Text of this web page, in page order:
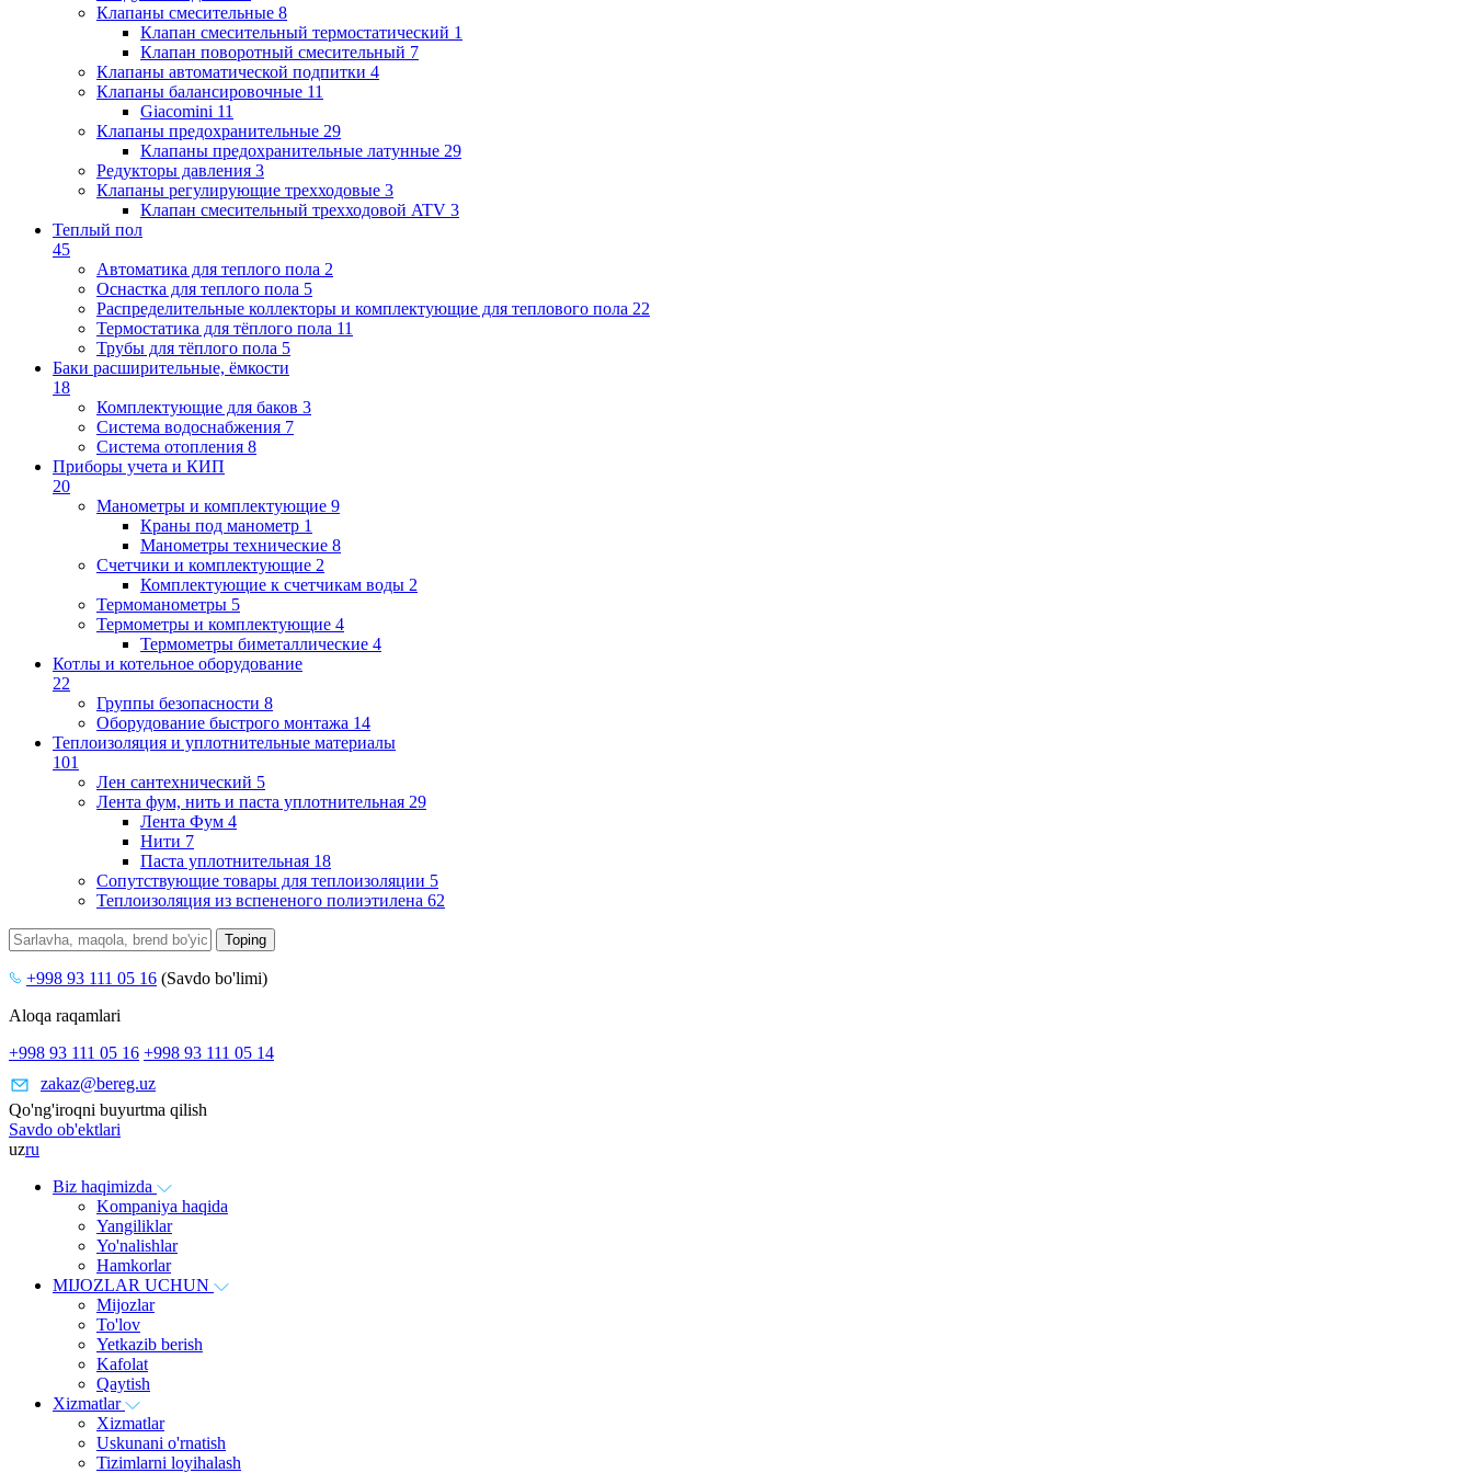
Клапаны cмесительные 8
Клапан cмесительный термостатический 1
Клапан поворотный cмесительный 7
Клапаны автоматической подпитки 4
Клапаны балансировочные 11
Giacomini 11
Клапаны предохранительные 29
Клапаны предохранительные латунные 29
Редукторы давления 3
Клапаны регулирующие трехходовые 3
Клапан смесительный трехходовой ATV 3
Теплый пол
45
Автоматика для теплого пола 2
Оснастка для теплого пола 5
Распределительные коллекторы и комплектующие для теплового пола 22
Термостатика для тёплого пола 11
Трубы для тёплого пола 5
Баки расширительные, ёмкости
18
Комплектующие для баков 3
Система водоснабжения 7
Система отопления 8
Приборы учета и КИП
20
Манометры и комплектующие 9
Краны под манометр 1
Манометры технические 8
Счетчики и комплектующие 2
Комплектующие к счетчикам воды 2
Термоманометры 5
Термометры и комплектующие 4
Термометры биметаллические 4
Котлы и котельное оборудование
22
Группы безопасности 8
Оборудование быстрого монтажа 14
Теплоизоляция и уплотнительные материалы
101
Лен сантехнический 5
Лента фум, нить и паста уплотнительная 29
Лента Фум 4
Нити 7
Паста уплотнительная 18
Сопутствующие товары для теплоизоляции 5
Теплоизоляция из вспененого полиэтилена 62
+998 93 111 05 16 (Savdo bo'limi)
Aloqa raqamlari
+998 93 111 05 16 +998 93 111 05 14
zakaz@bereg.uz
Qo'ng'iroqni buyurtma qilish
Savdo ob'ektlari
uzru
Biz haqimizda
Kompaniya haqida
Yangiliklar
Yo'nalishlar
Hamkorlar
MIJOZLAR UCHUN
Mijozlar
To'lov
Yetkazib berish
Kafolat
Qaytish
Xizmatlar
Xizmatlar
Uskunani o'rnatish
Tizimlarni loyihalash